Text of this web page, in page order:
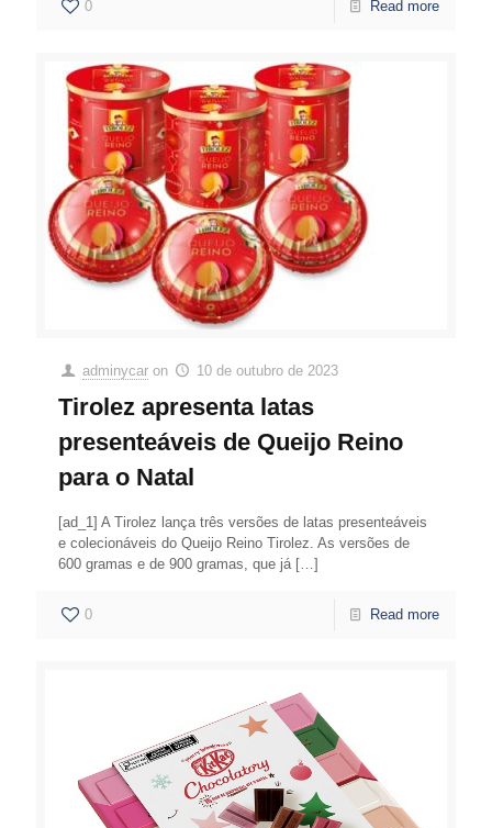
0 Read more
adminycar on 10 de outubro de 2023
Tirolez apresenta latas
presenteáveis de Queijo Reino
para o Natal
[ad_1] A Tirolez lança três versões de latas presenteáveis
e colecionáveis do Queijo Reino Tirolez. As versões de
600 gramas e de 900 gramas, que já […]
0 Read more